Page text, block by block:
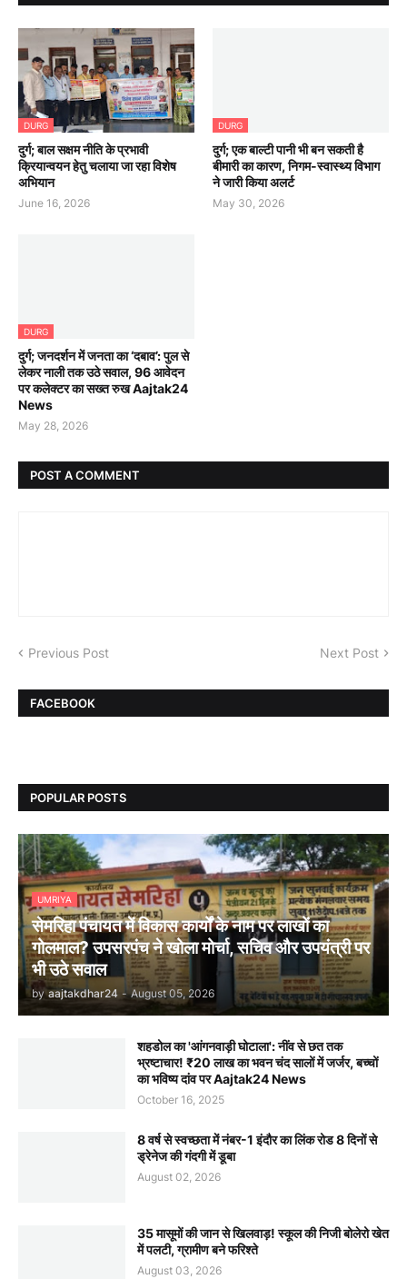
DURG
दुर्ग; बाल सक्षम नीति के प्रभावी
क्रियान्वयन हेतु चलाया जा रहा विशेष
अभियान
June 16, 2026
DURG
दुर्ग; एक बाल्टी पानी भी बन सकती है
बीमारी का कारण, निगम-स्वास्थ्य विभाग
ने जारी किया अलर्ट
May 30, 2026
DURG
दुर्ग; जनदर्शन में जनता का ‘दबाव’: पुल से
लेकर नाली तक उठे सवाल, 96 आवेदन
पर कलेक्टर का सख्त रुख Aajtak24
News
May 28, 2026
POST A COMMENT
Previous Post Next Post
FACEBOOK
POPULAR POSTS
UMRIYA
सेमरिहा पंचायत में विकास कार्यों के नाम पर लाखों का
गोलमाल? उपसरपंच ने खोला मोर्चा, सचिव और उपयंत्री पर
भी उठे सवाल
by aajtakdhar24 - August 05, 2026
शहडोल का 'आंगनवाड़ी घोटाला': नींव से छत तक
भ्रष्टाचार! ₹20 लाख का भवन चंद सालों में जर्जर, बच्चों
का भविष्य दांव पर Aajtak24 News
October 16, 2025
8 वर्ष से स्वच्छता में नंबर-1 इंदौर का लिंक रोड 8 दिनों से
ड्रेनेज की गंदगी में डूबा
August 02, 2026
35 मासूमों की जान से खिलवाड़! स्कूल की निजी बोलेरो खेत
में पलटी, ग्रामीण बने फरिश्ते
August 03, 2026